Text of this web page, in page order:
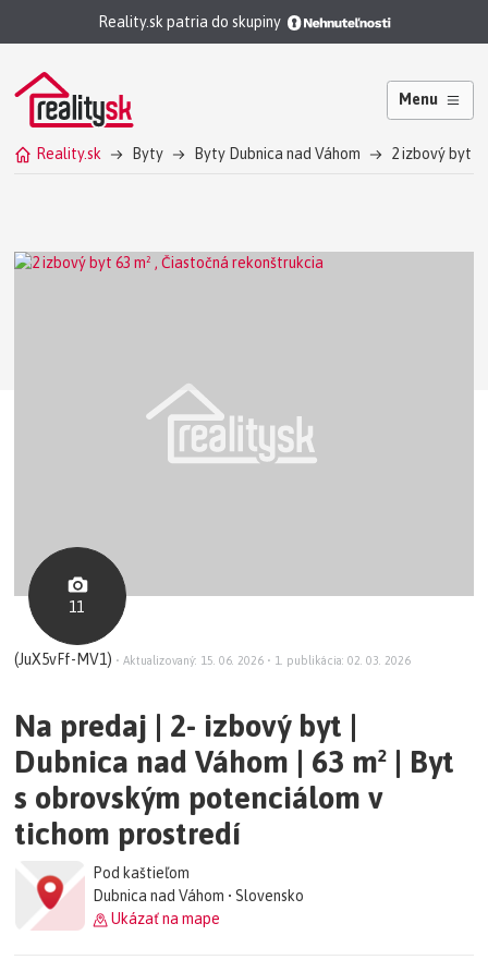
Reality.sk patria do skupiny
Menu
Reality.sk Byty Byty Dubnica nad Váhom 2 izbový byt
11
(JuX5vFf-MV1) • Aktualizovaný: 15. 06. 2026 • 1. publikácia: 02. 03. 2026
Na predaj | 2- izbový byt |
Dubnica nad Váhom | 63 m² | Byt
s obrovským potenciálom v
tichom prostredí
Pod kaštieľom
Dubnica nad Váhom • Slovensko
Ukázať na mape